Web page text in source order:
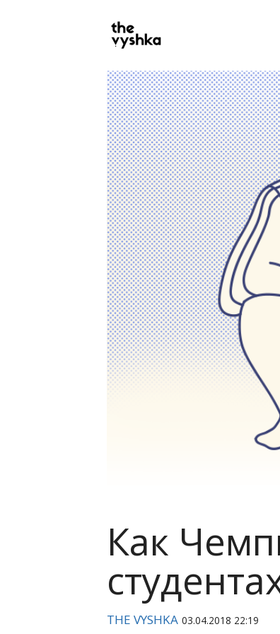
PRIMARY
NAVIGATION
Как
THE VYSHKA 03.04.2018 22:19